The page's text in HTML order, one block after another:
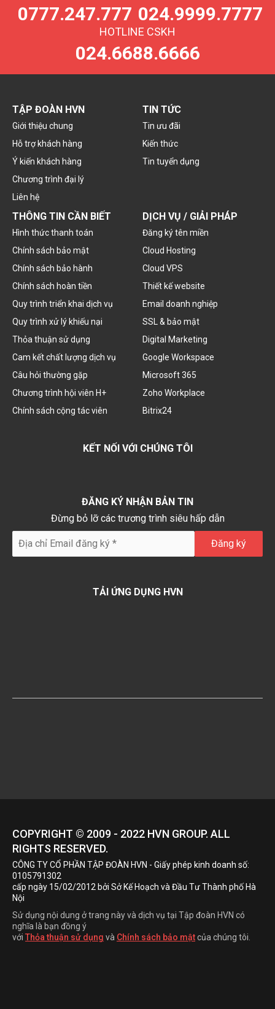
0777.247.777 024.9999.7777
HOTLINE CSKH
024.6688.6666
TẬP ĐOÀN HVN
Giới thiệu chung
Hỗ trợ khách hàng
Ý kiến khách hàng
Chương trình đại lý
Liên hệ
TIN TỨC
Tin ưu đãi
Kiến thức
Tin tuyển dụng
THÔNG TIN CẦN BIẾT
Hình thức thanh toán
Chính sách bảo mật
Chính sách bảo hành
Chính sách hoàn tiền
Quy trình triển khai dịch vụ
Quy trình xử lý khiếu nại
Thỏa thuận sử dụng
Cam kết chất lượng dịch vụ
Câu hỏi thường gặp
Chương trình hội viên H+
Chính sách cộng tác viên
DỊCH VỤ / GIẢI PHÁP
Đăng ký tên miền
Cloud Hosting
Cloud VPS
Thiết kế website
Email doanh nghiệp
SSL & bảo mật
Digital Marketing
Google Workspace
Microsoft 365
Zoho Workplace
Bitrix24
KẾT NỐI VỚI CHÚNG TÔI
ĐĂNG KÝ NHẬN BẢN TIN
Đừng bỏ lỡ các trương trình siêu hấp dẫn
TẢI ỨNG DỤNG HVN
COPYRIGHT © 2009 - 2022 HVN GROUP. ALL
RIGHTS RESERVED.
CÔNG TY CỔ PHẦN TẬP ĐOÀN HVN - Giấy phép kinh doanh số:
0105791302
cấp ngày 15/02/2012 bởi Sở Kế Hoạch và Đầu Tư Thành phố Hà
Nội
Sử dụng nội dung ở trang này và dịch vụ tại Tập đoàn HVN có
nghĩa là bạn đồng ý
với Thỏa thuận sử dụng và Chính sách bảo mậtcủa chúng tôi.